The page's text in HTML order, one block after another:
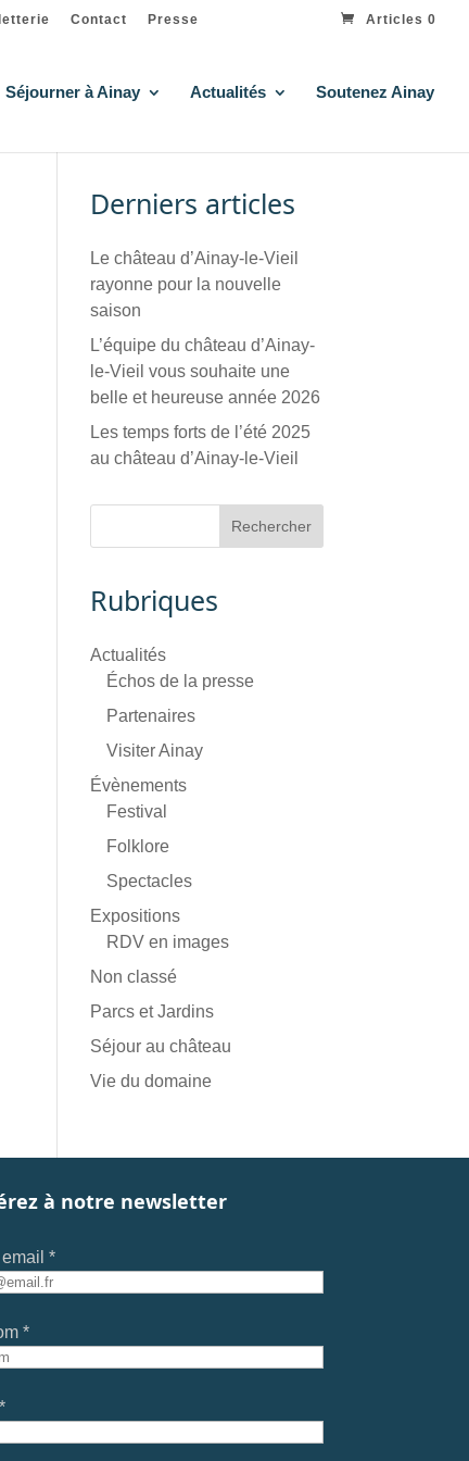
Contact Presse Articles 0
Séjourner à Ainay Actualités Soutenez Ainay
Derniers articles
Le château d’Ainay-le-Vieil
rayonne pour la nouvelle
saison
L’équipe du château d’Ainay-
le-Vieil vous souhaite une
belle et heureuse année 2026
Les temps forts de l’été 2025
au château d’Ainay-le-Vieil
Rubriques
Actualités
Échos de la presse
Partenaires
Visiter Ainay
Évènements
Festival
Folklore
Spectacles
Expositions
RDV en images
Non classé
Parcs et Jardins
Séjour au château
Vie du domaine
à notre newsletter
*
*